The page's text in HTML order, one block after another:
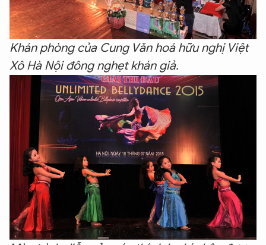
Khán phòng của Cung Văn hoá hữu nghị Việt
Xô Hà Nội đông nghẹt khán giả.